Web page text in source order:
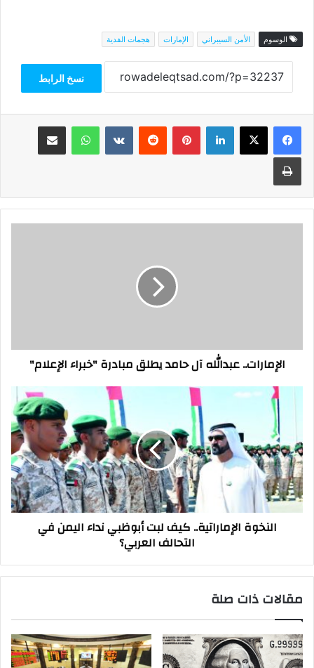
الوسوم الأمن السيبراني الإمارات هجمات الفدية
نسخ الرابط
فيسبوك‫X لينكدإن بينتيريست واتساب مشاركة عبر البريد
طباعة
الإمارات.. عبدالله آل حامد يطلق مبادرة "خبراء الإعلام"
الإماراتية..
أبوظبي
نداء
اليمن
في
التحالف
العربي؟النخوة الإماراتية.. كيف لبت أبوظبي نداء اليمن في
التحالف العربي؟
مقالات ذات صلة